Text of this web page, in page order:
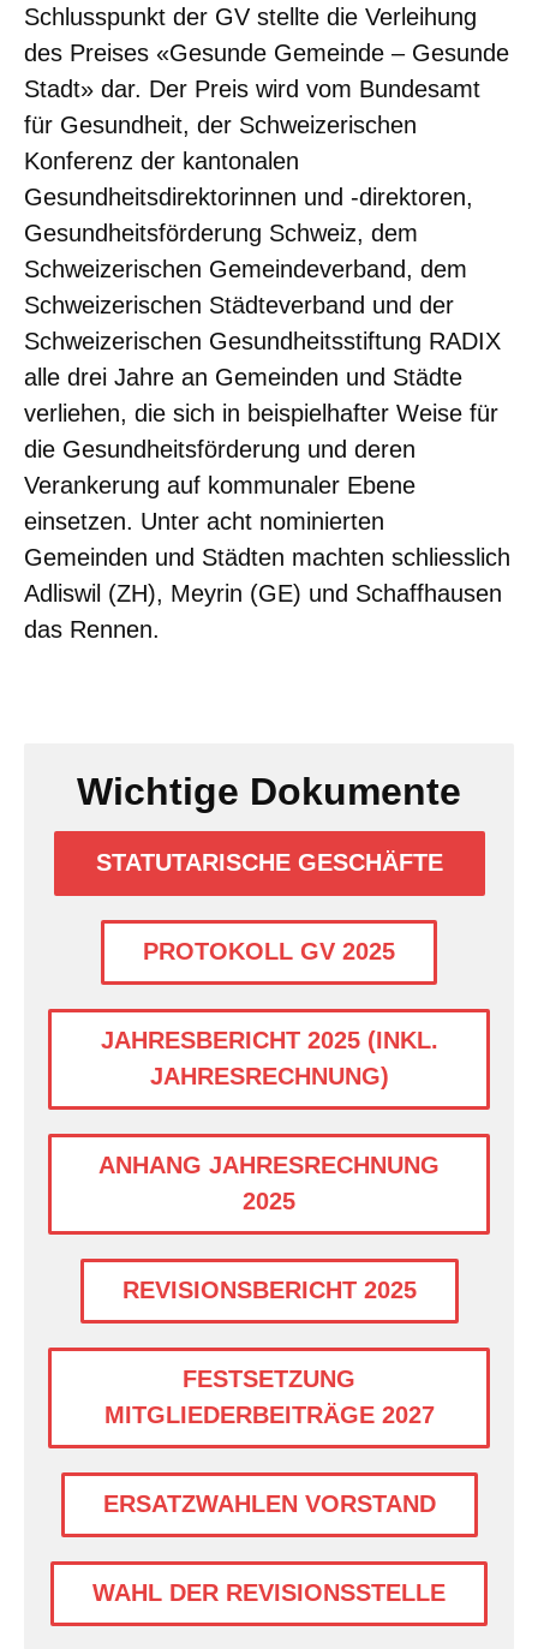
Schlusspunkt der GV stellte die Verleihung
des Preises «Gesunde Gemeinde – Gesunde
Stadt» dar. Der Preis wird vom Bundesamt
für Gesundheit, der Schweizerischen
Konferenz der kantonalen
Gesundheitsdirektorinnen und -direktoren,
Gesundheitsförderung Schweiz, dem
Schweizerischen Gemeindeverband, dem
Schweizerischen Städteverband und der
Schweizerischen Gesundheitsstiftung RADIX
alle drei Jahre an Gemeinden und Städte
verliehen, die sich in beispielhafter Weise für
die Gesundheitsförderung und deren
Verankerung auf kommunaler Ebene
einsetzen. Unter acht nominierten
Gemeinden und Städten machten schliesslich
Adliswil (ZH), Meyrin (GE) und Schaffhausen
das Rennen.
Wichtige Dokumente
STATUTARISCHE GESCHÄFTE
PROTOKOLL GV 2025
JAHRESBERICHT 2025 (INKL.
JAHRESRECHNUNG)
ANHANG JAHRESRECHNUNG
2025
REVISIONSBERICHT 2025
FESTSETZUNG
MITGLIEDERBEITRÄGE 2027
ERSATZWAHLEN VORSTAND
WAHL DER REVISIONSSTELLE